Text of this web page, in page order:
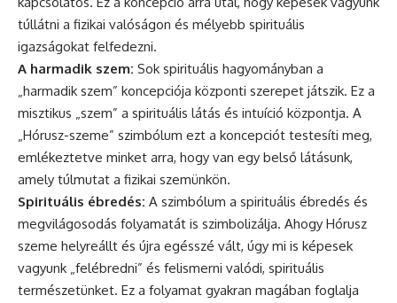
túllátni a fizikai valóságon és mélyebb spirituális
igazságokat felfedezni.
A harmadik szem: Sok spirituális hagyományban a
„harmadik szem” koncepciója központi szerepet játszik. Ez a
misztikus „szem” a spirituális látás és intuíció központja. A
„Hórusz-szeme” szimbólum ezt a koncepciót testesíti meg,
emlékeztetve minket arra, hogy van egy belső látásunk,
amely túlmutat a fizikai szemünkön.
Spirituális ébredés: A szimbólum a spirituális ébredés és
megvilágosodás folyamatát is szimbolizálja. Ahogy Hórusz
szeme helyreállt és újra egésszé vált, úgy mi is képesek
vagyunk „felébredni” és felismerni valódi, spirituális
természetünket. Ez a folyamat gyakran magában foglalja